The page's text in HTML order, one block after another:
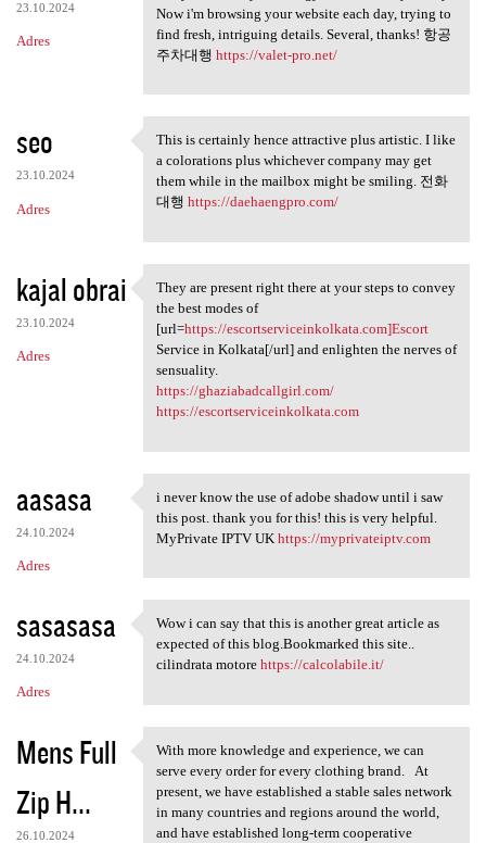
23.10.2024
Adres
Now i'm browsing your website each day, trying to
find fresh, intriguing details. Several, thanks! 항공
주차대행 https://valet-pro.net/
seo
23.10.2024
Adres
This is certainly hence
This is certainly hence attractive plus artistic. I like
a colorations plus whichever company may get
them while in the mailbox might be smiling. 전화
대행 https://daehaengpro.com/
kajal obrai
23.10.2024
Adres
They are present right there
They are present right there at your steps to convey
the best modes of
[url=https://escortserviceinkolkata.com]Escort
Service in Kolkata[/url] and enlighten the nerves of
sensuality.
https://ghaziabadcallgirl.com/
https://escortserviceinkolkata.com
aasasa
24.10.2024
Adres
i never know the use of adobe
i never know the use of adobe shadow until i saw
this post. thank you for this! this is very helpful.
MyPrivate IPTV UK https://myprivateiptv.com
sasasasa
24.10.2024
Adres
Wow i can say that this is
Wow i can say that this is another great article as
expected of this blog.Bookmarked this site..
cilindrata motore https://calcolabile.it/
Mens Full
Zip H...
26.10.2024
With more knowledge and
With more knowledge and experience, we can
serve every order for every clothing brand. At
present, we have established a stable sales network
in many countries and regions around the world,
and have established long-term cooperative